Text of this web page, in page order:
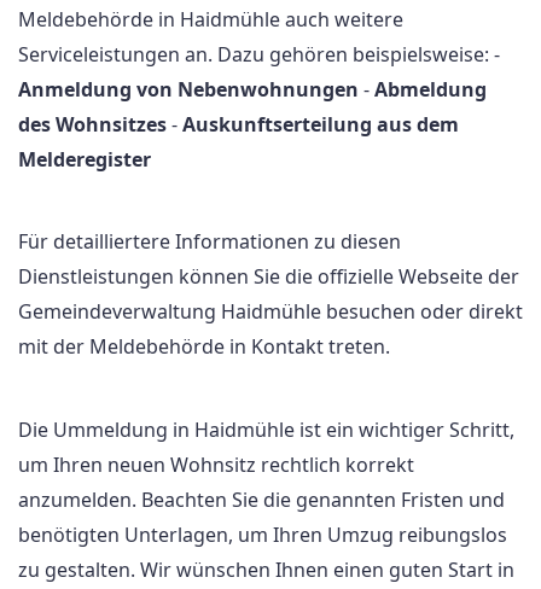
Meldebehörde in Haidmühle auch weitere
Serviceleistungen an. Dazu gehören beispielsweise: -
Anmeldung von Nebenwohnungen -Abmeldung
des Wohnsitzes-Auskunftserteilung aus dem
Melderegister
Für detailliertere Informationen zu diesen
Dienstleistungen können Sie die offizielle Webseite der
Gemeindeverwaltung Haidmühle besuchen oder direkt
mit der Meldebehörde in Kontakt treten.
Die Ummeldung in Haidmühle ist ein wichtiger Schritt,
um Ihren neuen Wohnsitz rechtlich korrekt
anzumelden. Beachten Sie die genannten Fristen und
benötigten Unterlagen, um Ihren Umzug reibungslos
zu gestalten. Wir wünschen Ihnen einen guten Start in